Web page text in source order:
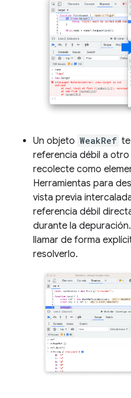
Un objeto WeakRef
referencia débil a
recolecte como
Herramientas para
vista previa
referencia débil
durante la
llamar de forma
resolverlo.